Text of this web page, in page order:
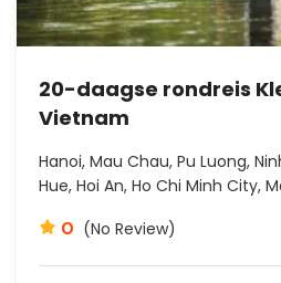
20-daagse rondreis
Vietnam
Hanoi, Mau Chau, Pu Luong,
Hue, Hoi An, Ho Chi Minh City,
0 (No Review)